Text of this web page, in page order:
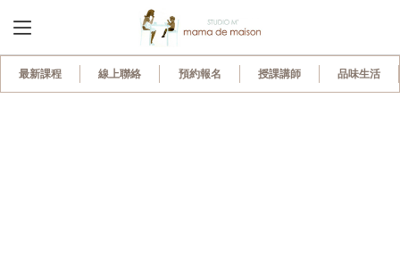
最新課程 線上聯絡 預約報名 授課講師 品味生活